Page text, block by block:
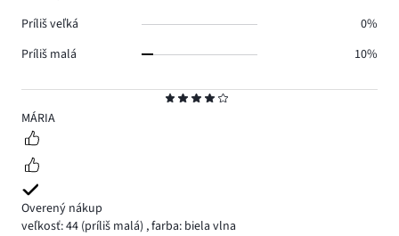
4
MÁRIA
Overený nákup
veľkosť: 44 (príliš malá) ,farba: biela vlna
Príliš veľká
0%
Príliš malá
10%